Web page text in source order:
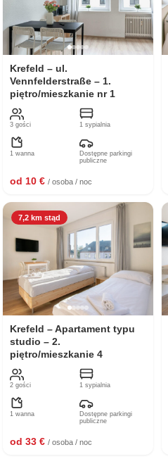
Krefeld – ul.
Vennfelderstraße – 1.
piętro/mieszkanie nr 1
3 gości 1 sypialnia
1 wanna
Dostępne parkingi
publiczne
od 10 € / osoba / noc
7,2 km stąd
Krefeld – Apartament typu
studio – 2.
piętro/mieszkanie 4
2 gości 1 sypialnia
1 wanna
Dostępne parkingi
publiczne
od 33 € / osoba / noc